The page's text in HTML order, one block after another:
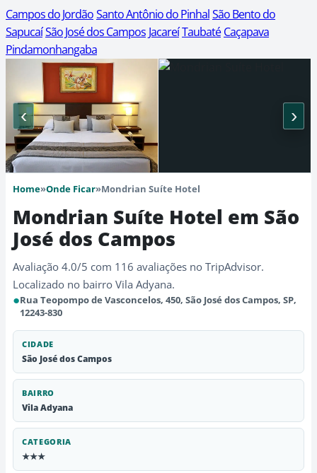
Campos do JordãoSanto Antônio do PinhalSão Bento do
SapucaíSão José dos Campos JacareíTaubaté Caçapava
Pindamonhangaba
‹ ›
Home»Onde Ficar»Mondrian Suíte Hotel
Mondrian Suíte Hotel em São
José dos Campos
Avaliação 4.0/5 com 116 avaliações no TripAdvisor.
Localizado no bairro Vila Adyana.
●Rua Teopompo de Vasconcelos, 450, São José dos Campos, SP,
12243-830
CIDADE
São José dos Campos
BAIRRO
Vila Adyana
CATEGORIA
★★★